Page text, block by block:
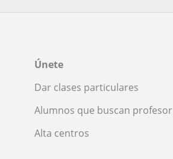
Únete
Dar clases particulares
Alumnos que buscan profesor
Alta centros